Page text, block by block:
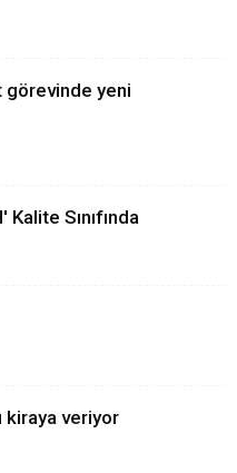
yeni
Sınıfında
kiraya veriyor